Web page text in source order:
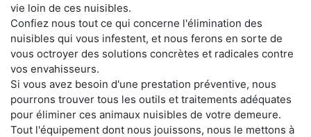
vie loin de ces nuisibles.
Confiez nous tout ce qui concerne l'élimination des
nuisibles qui vous infestent, et nous ferons en sorte de
vous octroyer des solutions concrètes et radicales contre
vos envahisseurs.
Si vous avez besoin d'une prestation préventive, nous
pourrons trouver tous les outils et traitements adéquates
pour éliminer ces animaux nuisibles de votre demeure.
Tout l'équipement dont nous jouissons, nous le mettons à